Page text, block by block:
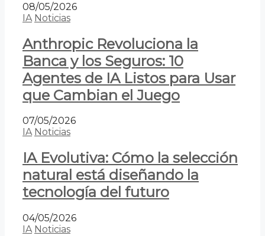
08/05/2026
IA Noticias
Anthropic Revoluciona la
Banca y los Seguros: 10
Agentes de IA Listos para Usar
que Cambian el Juego
07/05/2026
IA Noticias
IA Evolutiva: Cómo la selección
natural está diseñando la
tecnología del futuro
04/05/2026
IA Noticias